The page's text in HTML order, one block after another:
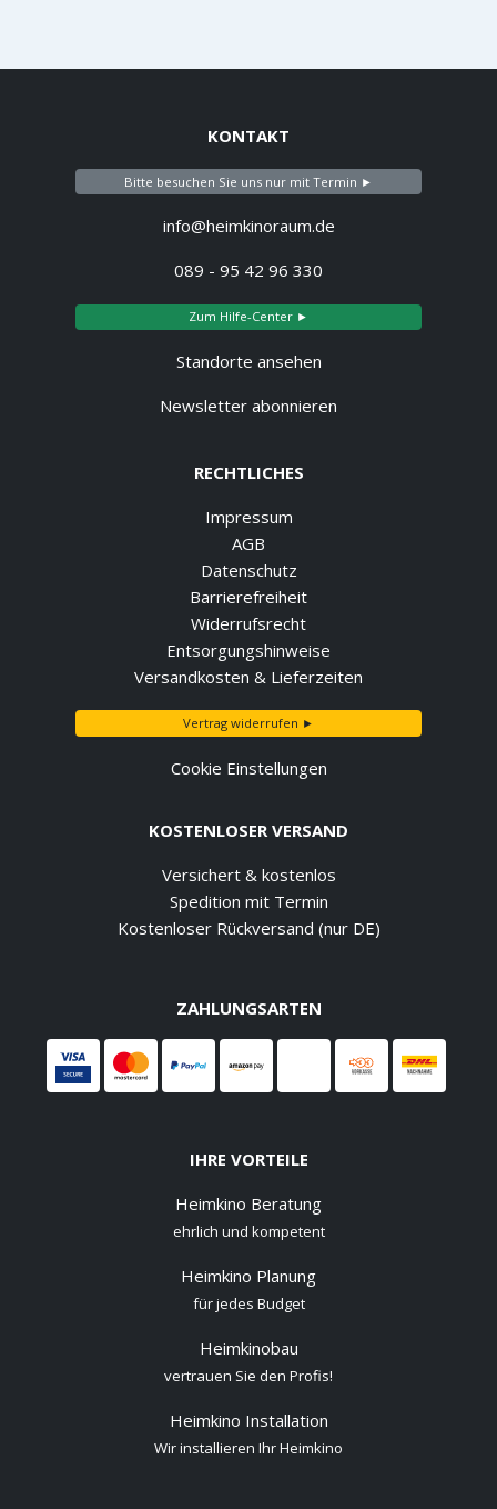
KONTAKT
Bitte besuchen Sie uns nur mit Termin ►
info@heimkinoraum.de
089 - 95 42 96 330
Zum Hilfe-Center ►
Standorte ansehen
Newsletter abonnieren
RECHTLICHES
Impressum
AGB
Datenschutz
Barrierefreiheit
Widerrufsrecht
Entsorgungshinweise
Versandkosten & Lieferzeiten
Vertrag widerrufen ►
Cookie Einstellungen
KOSTENLOSER VERSAND
Versichert & kostenlos
Spedition mit Termin
Kostenloser Rückversand (nur DE)
ZAHLUNGSARTEN
IHRE VORTEILE
Heimkino Beratung
ehrlich und kompetent
Heimkino Planung
für jedes Budget
Heimkinobau
vertrauen Sie den Profis!
Heimkino Installation
Wir installieren Ihr Heimkino